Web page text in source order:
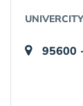
95600